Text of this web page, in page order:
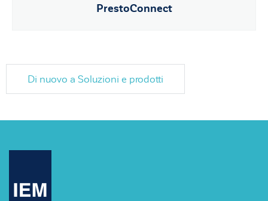
PrestoConnect
Di nuovo a Soluzioni e prodotti